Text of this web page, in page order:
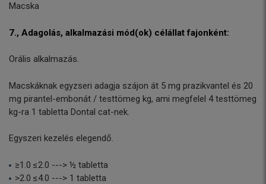
Macska
7., Adagolás, alkalmazási mód(ok) célállat fajonként:
Orális alkalmazás.
Macskáknak egyzseri adagja szájon át 5 mg prazikvantel és 20
mg pirantel-embonát / testtömeg kg, ami megfelel 4 testtömeg
kg-ra 1 tabletta Dontal cat-nek.
Egyszeri kezelés elegendő.
≥1.0 ≤2.0 ---> ½ tabletta
>2.0 ≤4.0 ---> 1 tabletta